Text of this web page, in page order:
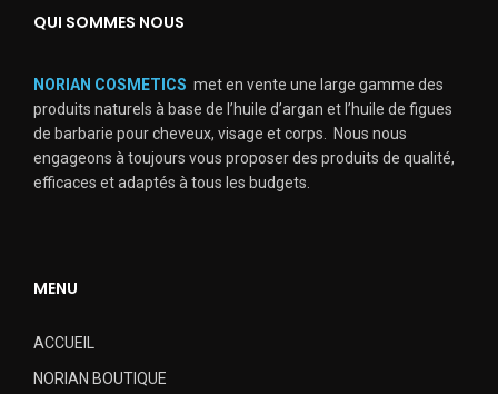
QUI SOMMES NOUS
NORIAN COSMETICS met en vente une large gamme des
produits naturels à base de l’huile d’argan et l’huile de figues
de barbarie pour cheveux, visage et corps. Nous nous
engageons à toujours vous proposer des produits de qualité,
efficaces et adaptés à tous les budgets.
MENU
ACCUEIL
NORIAN BOUTIQUE